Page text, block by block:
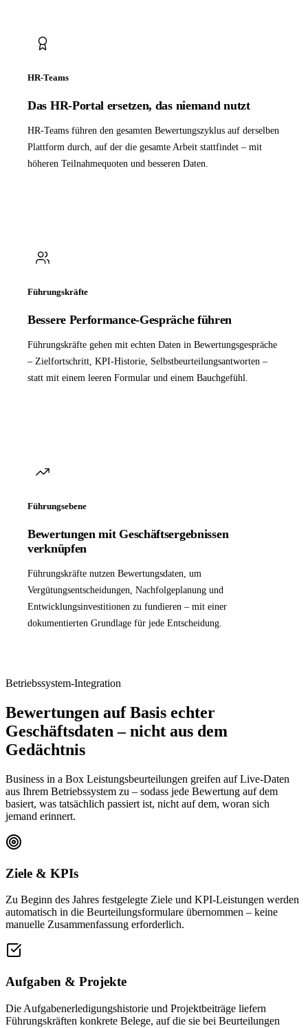
HR-Teams
Das HR-Portal ersetzen, das niemand nutzt
HR-Teams führen den gesamten Bewertungszyklus auf derselben
Plattform durch, auf der die gesamte Arbeit stattfindet – mit
höheren Teilnahmequoten und besseren Daten.
Führungskräfte
Bessere Performance-Gespräche führen
Führungskräfte gehen mit echten Daten in Bewertungsgespräche
– Zielfortschritt, KPI-Historie, Selbstbeurteilungsantworten –
statt mit einem leeren Formular und einem Bauchgefühl.
Führungsebene
Bewertungen mit Geschäftsergebnissen
verknüpfen
Führungskräfte nutzen Bewertungsdaten, um
Vergütungsentscheidungen, Nachfolgeplanung und
Entwicklungsinvestitionen zu fundieren – mit einer
dokumentierten Grundlage für jede Entscheidung.
Betriebssystem-Integration
Bewertungen auf Basis echter
Geschäftsdaten – nicht aus dem
Gedächtnis
Business in a Box Leistungsbeurteilungen greifen auf Live-Daten
aus Ihrem Betriebssystem zu – sodass jede Bewertung auf dem
basiert, was tatsächlich passiert ist, nicht auf dem, woran sich
jemand erinnert.
Ziele & KPIs
Zu Beginn des Jahres festgelegte Ziele und KPI-Leistungen werden
automatisch in die Beurteilungsformulare übernommen – keine
manuelle Zusammenfassung erforderlich.
Aufgaben & Projekte
Die Aufgabenerledigungshistorie und Projektbeiträge liefern
Führungskräften konkrete Belege, auf die sie bei Beurteilungen